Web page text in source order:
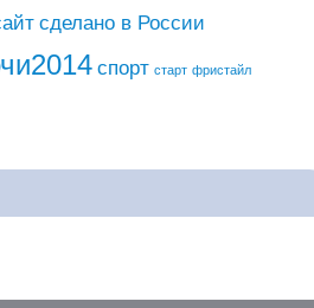
сделано в России
спорт старт фристайл